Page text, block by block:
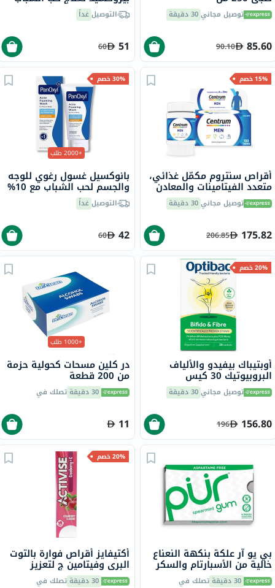
توصيل مجاني30 دقيقة
85.60
90.10
للوجه والجسم 113 جرام
التوصيلغداً
51
60
15% خصم
أقراص سنتروم مكمّل غذائي،
متعدد الفيتامينات والمعادن
للرجال، 100 قرصتوصيل مجاني30 دقيقة
175.82
206.85
30% خصم
+2000 طلب
بانوكسيل غسول رغوي للوجه
والجسم لحب الشباب مع 10%
بيروكسيد البنزويل 156 جرام
التوصيلغداً
42
60
20% خصم
أوبتيباك بيفيدو والألياف
البروبيوتيك 30 كيس
توصيل مجاني30 دقيقة
156.80
196
+1000 طلب
در كلين مسحات كحولية حزمة
من 200 قطعة
30 دقيقة تصلك في
11
بي يو آر علكة بنكهة النعناع
خالية من الأسبارتام والسكر
مع إكسيليتول، 9 قطع
30 دقيقة تصلك في
20% خصم
أكتيفايز أقراص فوارة بالتوت
البري وفيتامين ج لتعزيز
المناعة، حزمة من 20
30 دقيقة تصلك في